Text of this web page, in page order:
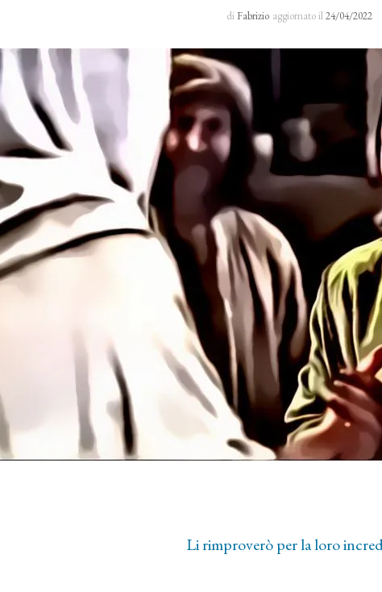
Sacro Manto
I primi cinque sabati
Novena al Volto Santo
Via Crucis
Richieste di preghiera
Testimonianze
di Fabrizio aggiornato il24/04/2022
Li rimproverò per la loro